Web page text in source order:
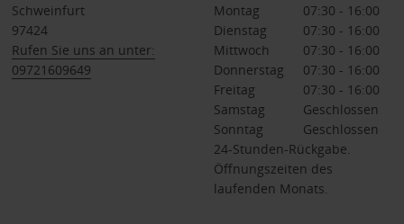
Schweinfurt
97424
Rufen Sie uns an unter:
09721609649
Montag
07:30 - 16:00
Dienstag
07:30 - 16:00
Mittwoch
07:30 - 16:00
Donnerstag
07:30 - 16:00
Freitag
07:30 - 16:00
Samstag
Geschlossen
Sonntag
Geschlossen
24-Stunden-Rückgabe.
Öffnungszeiten des
laufenden Monats.